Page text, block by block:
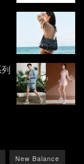
New Balance